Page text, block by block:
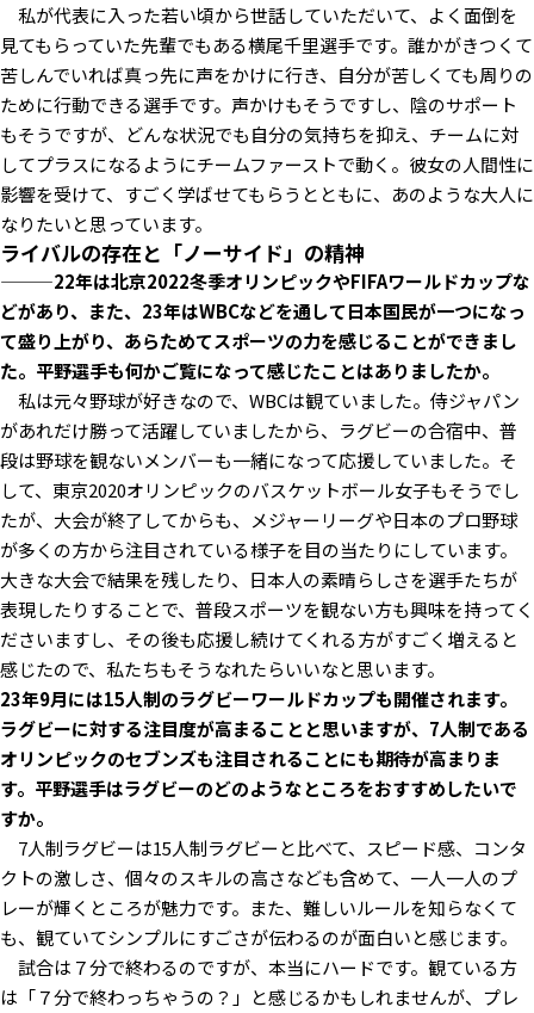
私が代表に入った若い頃から世話していただいて、よく面倒を
見てもらっていた先輩でもある横尾千里選手です。誰かがきつくて
苦しんでいれば真っ先に声をかけに行き、自分が苦しくても周りの
ために行動できる選手です。声かけもそうですし、陰のサポート
もそうですが、どんな状況でも自分の気持ちを抑え、チームに対
してプラスになるようにチームファーストで動く。彼女の人間性に
影響を受けて、すごく学ばせてもらうとともに、あのような大人に
なりたいと思っています。
ライバルの存在と「ノーサイド」の精神
―――22年は北京2022冬季オリンピックやFIFAワールドカップな
どがあり、また、23年はWBCなどを通して日本国民が一つになっ
て盛り上がり、あらためてスポーツの力を感じることができまし
た。平野選手も何かご覧になって感じたことはありましたか。
私は元々野球が好きなので、WBCは観ていました。侍ジャパン
があれだけ勝って活躍していましたから、ラグビーの合宿中、普
段は野球を観ないメンバーも一緒になって応援していました。そ
して、東京2020オリンピックのバスケットボール女子もそうでし
たが、大会が終了してからも、メジャーリーグや日本のプロ野球
が多くの方から注目されている様子を目の当たりにしています。
大きな大会で結果を残したり、日本人の素晴らしさを選手たちが
表現したりすることで、普段スポーツを観ない方も興味を持ってく
ださいますし、その後も応援し続けてくれる方がすごく増えると
感じたので、私たちもそうなれたらいいなと思います。
――23年9月には15人制のラグビーワールドカップも開催されます。
ラグビーに対する注目度が高まることと思いますが、7人制である
オリンピックのセブンズも注目されることにも期待が高まりま
す。平野選手はラグビーのどのようなところをおすすめしたいで
すか。
7人制ラグビーは15人制ラグビーと比べて、スピード感、コンタ
クトの激しさ、個々のスキルの高さなども含めて、一人一人のプ
レーが輝くところが魅力です。また、難しいルールを知らなくて
も、観ていてシンプルにすごさが伝わるのが面白いと感じます。
試合は７分で終わるのですが、本当にハードです。観ている方
は「７分で終わっちゃうの？」と感じるかもしれませんが、プレ